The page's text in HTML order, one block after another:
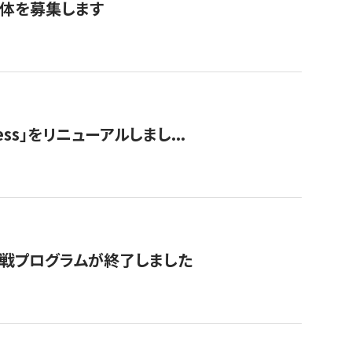
を募集します
」をリニューアルしまし...
プログラムが終了しました